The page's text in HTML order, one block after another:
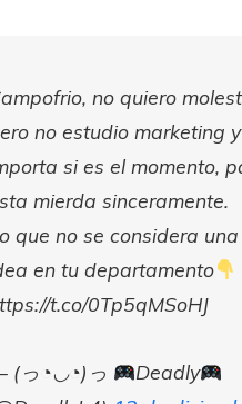
no quiero
no estudio marketing
si es el momento,
mierda sinceramente.
que no se considera
en tu departamento
t.co/0Tp5qMSoHJ
(っ◔◡◔)っ
Deadly